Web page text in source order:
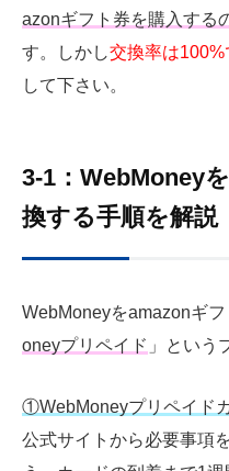
azonギフト券を購入する
す。しかし交換率は
して下さい。
3-1：WebMoney
換する手順を解説
WebMoneyをamazonギ
oneyプリペイド 」という
①WebMoneyプリペイド
公式サイトから必要事項